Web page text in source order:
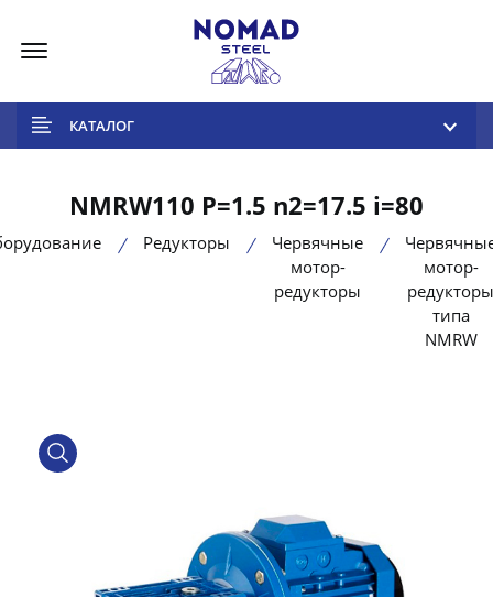
КАТАЛОГ
NMRW110 P=1.5 n2=17.5 i=80
Редукторы
Червячные
мотор-
редукторы
мотор-
редукторы
типа
NMRW
product view